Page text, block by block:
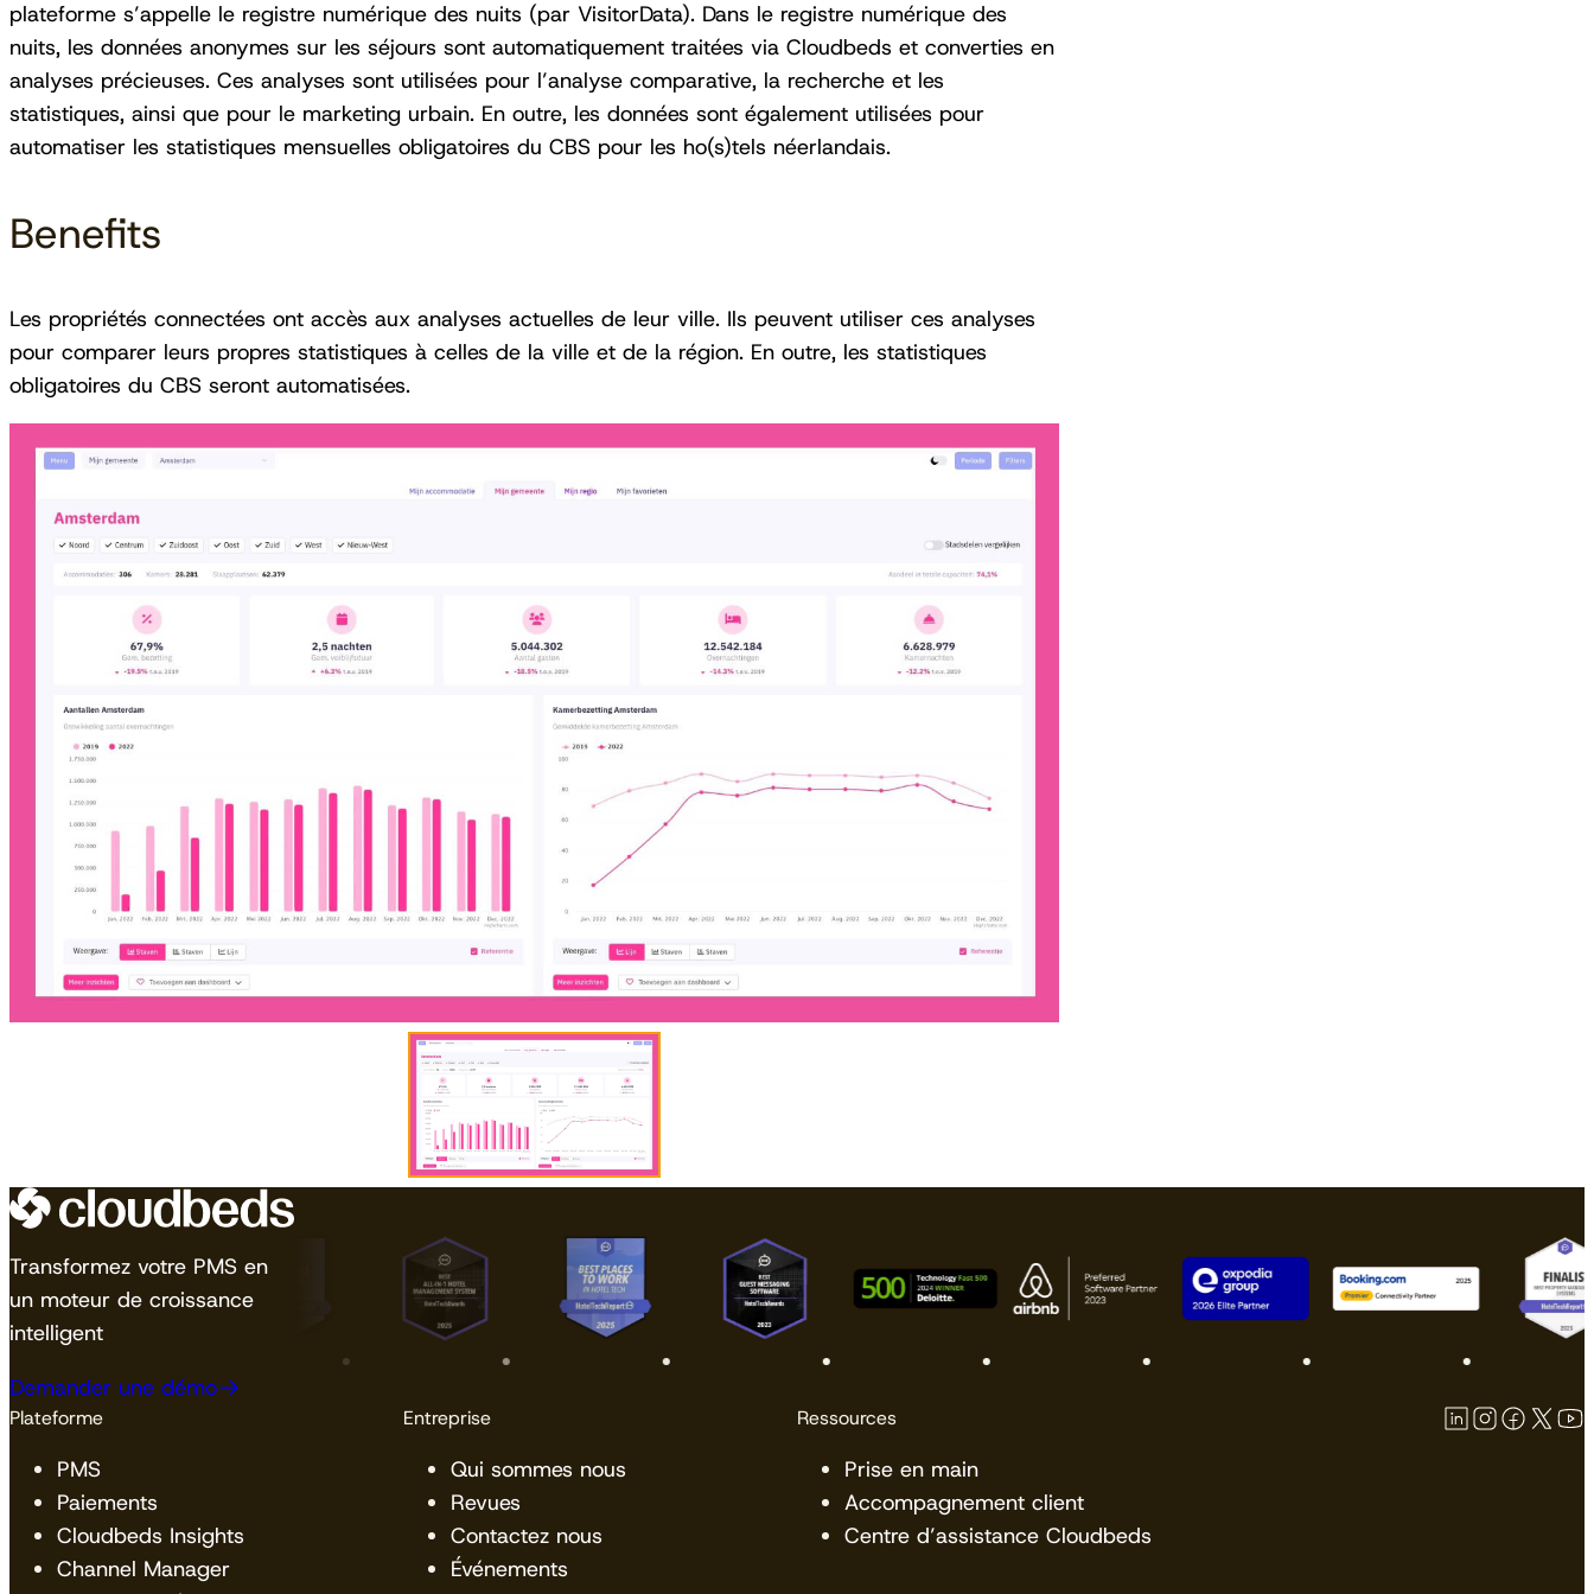
plateforme s’appelle le registre numérique des nuits (par VisitorData). Dans le registre numérique des
nuits, les données anonymes sur les séjours sont automatiquement traitées via Cloudbeds et converties en
analyses précieuses. Ces analyses sont utilisées pour l’analyse comparative, la recherche et les
statistiques, ainsi que pour le marketing urbain. En outre, les données sont également utilisées pour
automatiser les statistiques mensuelles obligatoires du CBS pour les ho(s)tels néerlandais.
Benefits
Les propriétés connectées ont accès aux analyses actuelles de leur ville. Ils peuvent utiliser ces analyses
pour comparer leurs propres statistiques à celles de la ville et de la région. En outre, les statistiques
obligatoires du CBS seront automatisées.
Transformez votre PMS en
un moteur de croissance
intelligent
Demander une démo
Plateforme
PMS
Paiements
Cloudbeds Insights
Channel Manager
Entreprise
Qui sommes nous
Revues
Contactez nous
Événements
Ressources
Prise en main
Accompagnement client
Centre d’assistance Cloudbeds